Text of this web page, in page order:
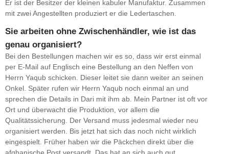
Er ist der Besitzer der kleinen kabuler Manufaktur. Zusammen
mit zwei Angestellten produziert er die Ledertaschen.
Sie arbeiten ohne Zwischenhändler, wie ist das
genau organisiert?
Bei den Bestellungen machen wir es so, dass wir erst einmal
per E-Mail auf Englisch eine Bestellung an den Neffen von
Herrn Yaqub schicken. Dieser leitet sie dann weiter an seinen
Onkel. Später rufen wir Herrn Yaqub noch einmal an und
sprechen die Details in Dari mit ihm ab. Mein Partner ist oft vor
Ort und überwacht die Produktion, vor allem die
Qualitätssicherung. Der Versand muss jedesmal wieder neu
organisiert werden. Bis jetzt hat sich das noch nicht wirklich
eingespielt. Früher haben wir die Päckchen direkt über die